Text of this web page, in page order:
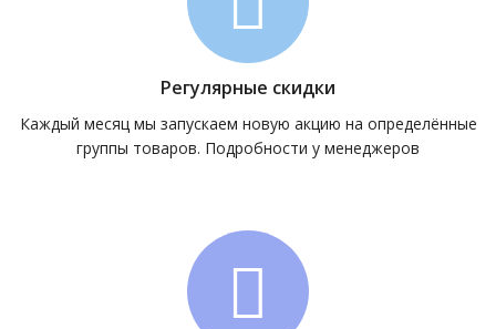
Регулярные скидки
Каждый месяц мы запускаем новую акцию на определённые
группы товаров. Подробности у менеджеров